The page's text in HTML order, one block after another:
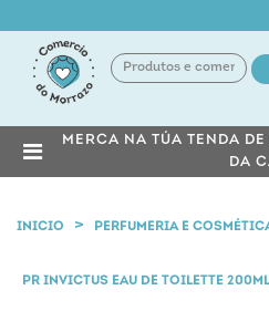
MERCA NA TÚA TENDA
DA
INICIO PERFUMERIA E
PR INVICTUS EAU DE TOILETTE 200ML